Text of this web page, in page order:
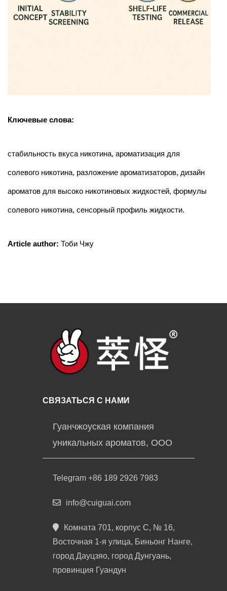
Ключевые слова:
стабильность вкуса никотина, ароматизация для
солевого никотина, разложение ароматизаторов, дизайн
ароматов для высоко никотиновых жидкостей, формулы
солевого никотина, сенсорный профиль жидкости.
Article author: Тоби Чжу
СВЯЗАТЬСЯ С НАМИ
Гуанчжоуская компания
уникальных ароматов, ООО
Telegram +86 189 2926 7983
info@cuiguai.com
Комната 701, корпус C, № 16,
Восточная 1-я улица, Биньонг Нанге,
город Дауцзяо, город Дунгуань,
провинция Гуандун